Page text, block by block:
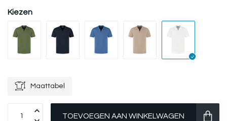
Kiezen
Maattabel
TOEVOEGEN AAN WINKELWAGEN